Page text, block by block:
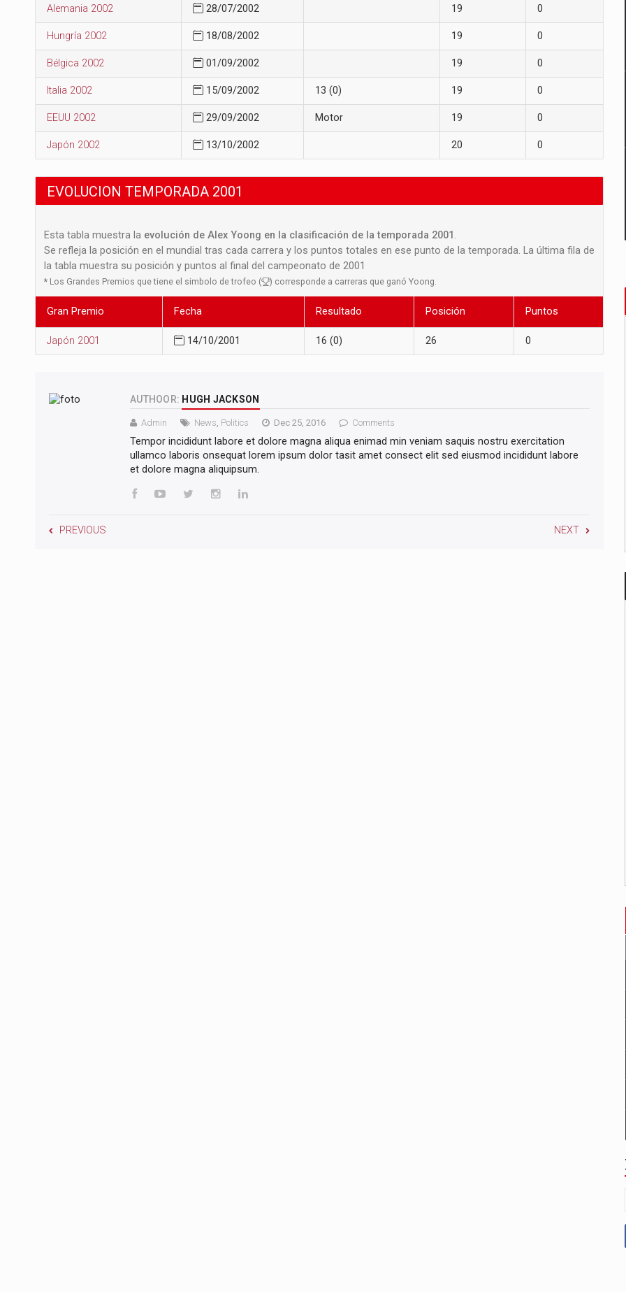
Alemania 2002 28/07/2002 19 0
Hungría 2002 18/08/2002 19 0
Bélgica 2002 01/09/2002 19 0
Italia 2002 15/09/2002 13 (0) 19 0
EEUU 2002 29/09/2002 Motor 19 0
Japón 2002 13/10/2002 20 0
EVOLUCION TEMPORADA 2001
Esta tabla muestra la evolución de Alex Yoong en la clasificación de la temporada 2001 .
Se refleja la posición en el mundial tras cada carrera y los puntos totales en ese punto de la temporada. La última fila de
la tabla muestra su posición y puntos al final del campeonato de 2001
* Los Grandes Premios que tiene el simbolo de trofeo ( ) corresponde a carreras que ganó Yoong.
Gran Premio Fecha Resultado Posición Puntos
Japón 2001 14/10/2001 16 (0) 26 0
AUTHOOR: HUGH JACKSON
Admin News Politics Dec 25, 2016 Comments
Tempor incididunt labore et dolore magna aliqua enimad min veniam saquis nostru exercitation
ullamco laboris onsequat lorem ipsum dolor tasit amet consect elit sed eiusmod incididunt labore
et dolore magna aliquipsum.
PREVIOUS NEXT